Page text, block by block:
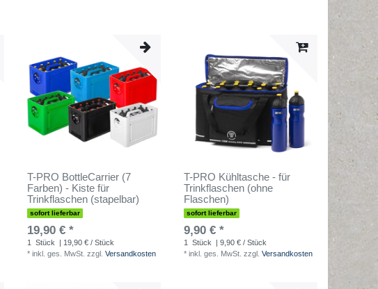
T-PRO BottleCarrier (7
Farben) - Kiste für
Trinkflaschen (stapelbar)
sofort lieferbar
19,90 € *
1 Stück
| 19,90 € / Stück
* inkl. ges. MwSt. zzgl. Versandkosten
T-PRO Kühltasche - für
Trinkflaschen (ohne
Flaschen)
sofort lieferbar
9,90 € *
1 Stück
| 9,90 € / Stück
* inkl. ges. MwSt. zzgl. Versandkosten